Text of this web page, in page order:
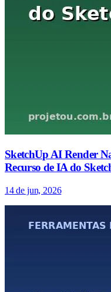
SketchUp AI Render
Recurso de IA do
14 de jun, 2026